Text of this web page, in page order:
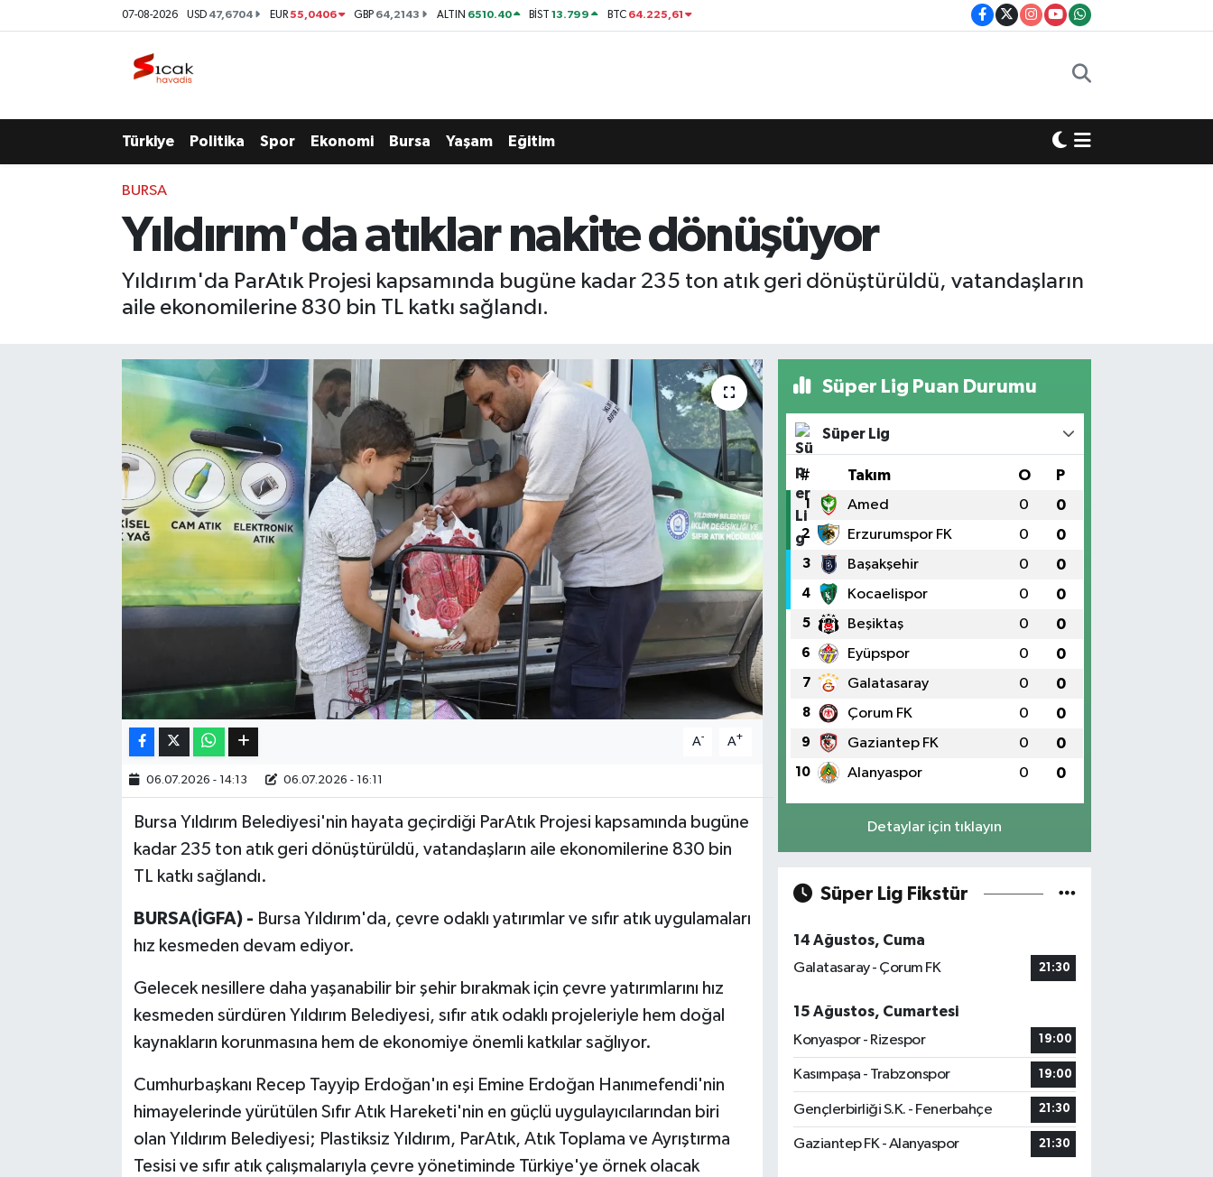
07-08-2026 USD 47,6704 EUR55,0406 GBP 64,2143 ALTIN 6510.40 BİST13.799 BTC 64.225,61
Türkiye Politika Spor Ekonomi Bursa Yaşam Eğitim
BURSA
Yıldırım'da atıklar nakite dönüşüyor
Yıldırım'da ParAtık Projesi kapsamında bugüne kadar 235 ton atık geri dönüştürüldü, vatandaşların
aile ekonomilerine 830 bin TL katkı sağlandı.
A- A+
06.07.2026 - 14:13 06.07.2026 - 16:11
Bursa Yıldırım Belediyesi'nin hayata geçirdiği ParAtık Projesi kapsamında bugüne
kadar 235 ton atık geri dönüştürüldü, vatandaşların aile ekonomilerine 830 bin
TL katkı sağlandı.
BURSA(İGFA) - Bursa Yıldırım'da, çevre odaklı yatırımlar ve sıfır atık uygulamaları
hız kesmeden devam ediyor.
Gelecek nesillere daha yaşanabilir bir şehir bırakmak için çevre yatırımlarını hız
kesmeden sürdüren Yıldırım Belediyesi, sıfır atık odaklı projeleriyle hem doğal
kaynakların korunmasına hem de ekonomiye önemli katkılar sağlıyor.
Cumhurbaşkanı Recep Tayyip Erdoğan'ın eşi Emine Erdoğan Hanımefendi'nin
himayelerinde yürütülen Sıfır Atık Hareketi'nin en güçlü uygulayıcılarından biri
olan Yıldırım Belediyesi; Plastiksiz Yıldırım, ParAtık, Atık Toplama ve Ayrıştırma
Tesisi ve sıfır atık çalışmalarıyla çevre yönetiminde Türkiye'ye örnek olacak
Süper Lig Puan Durumu
Süper Lig
# Takım O P
1 Amed 0 0
2 Erzurumspor FK 0 0
3 Başakşehir 0 0
4 Kocaelispor 0 0
5 Beşiktaş 0 0
6 Eyüpspor 0 0
7 Galatasaray 0 0
8 Çorum FK 0 0
9 Gaziantep FK 0 0
10 Alanyaspor 0 0
Detaylar için tıklayın
Süper Lig Fikstür
14 Ağustos, Cuma
Galatasaray - Çorum FK
21:30
15 Ağustos, Cumartesi
Konyaspor - Rizespor
19:00
Kasımpaşa - Trabzonspor 19:00
Gençlerbirliği S.K. - Fenerbahçe 21:30
Gaziantep FK - Alanyaspor 21:30
Bilim, Teknoloji
Nöbetçi Eczaneler
Tüm Manşetler
Son Dakika Haberleri